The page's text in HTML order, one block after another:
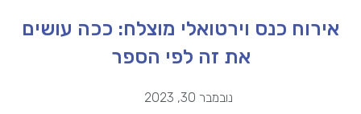
אירוח כנס וירטואלי מוצלח: ככה עושים
את זה לפי הספר
נובמבר 30, 2023